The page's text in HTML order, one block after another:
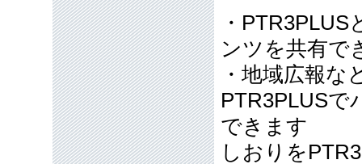
・
ンツを共有で
・地域広報
PTR3PLUSで
できます
しおりを